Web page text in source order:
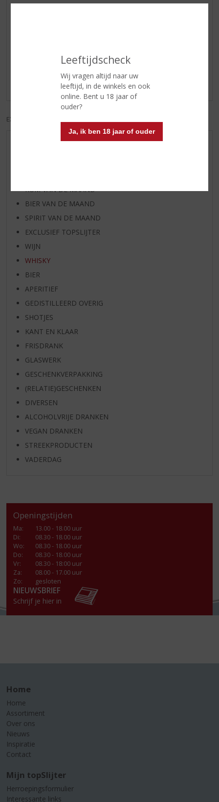
Leeftijdscheck
Wij vragen altijd naar uw
leeftijd, in de winkels en ook
online. Bent u 18 jaar of
ouder?
Ja, ik ben 18 jaar of ouder
Er zijn nog geen reviews geplaatst voor dit product
EXCL. BTW
RUM VAN DE MAAND
BIER VAN DE MAAND
SPIRIT VAN DE MAAND
EXCLUSIEF TOPSLIJTER
WIJN
WHISKY
BIER
APERITIEF
GEDISTILLEERD OVERIG
SHOTJES
KANT EN KLAAR
FRISDRANK
GLASWERK
GESCHENKVERPAKKING
(RELATIE)GESCHENKEN
DIVERSEN
ALCOHOLVRIJE DRANKEN
VEGAN DRANKEN
STREEKPRODUCTEN
VADERDAG
Openingstijden
Ma:
13.00 - 18.00 uur
Di:
08.30 - 18.00 uur
Wo:
08.30 - 18.00 uur
Do:
08.30 - 18.00 uur
Vr:
08.30 - 18:00 uur
Za:
08.00 - 17.00 uur
Zo:
gesloten
NIEUWSBRIEF
Schrijf je hier in
Home
Home
Assortiment
Over ons
Nieuws
Inspiratie
Contact
Mijn topSlijter
Herroepingsformulier
Interessante links